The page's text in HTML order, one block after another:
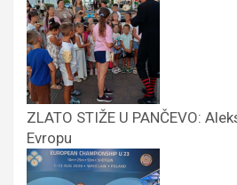
ZLATO STIŽE U PANČEVO:
Evropu